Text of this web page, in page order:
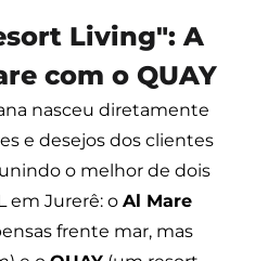
Living": A
com o QUAY
nasceu diretamente
e desejos dos clientes
o melhor de dois
em Jurerê: o Al Mare
frente mar, mas